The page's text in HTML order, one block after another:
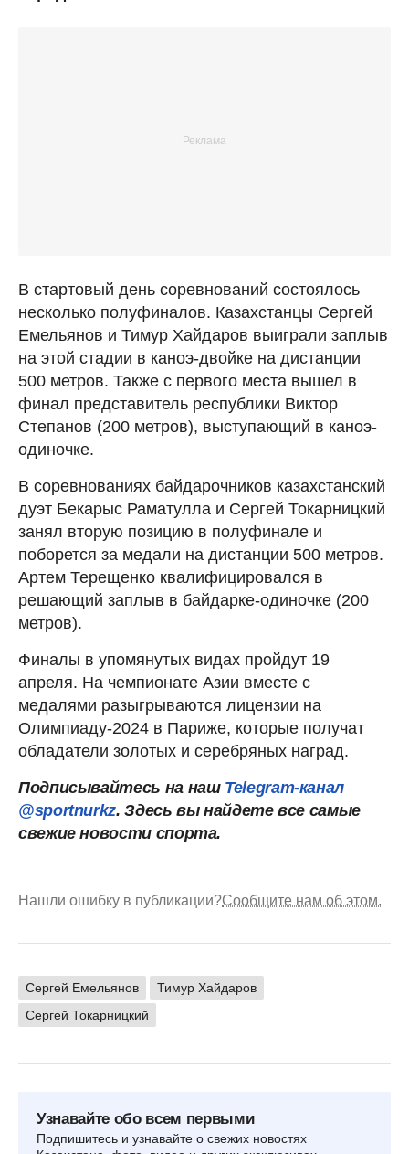
В стартовый день соревнований состоялось
несколько полуфиналов. Казахстанцы Сергей
Емельянов и Тимур Хайдаров выиграли заплыв
на этой стадии в каноэ-двойке на дистанции
500 метров. Также с первого места вышел в
финал представитель республики Виктор
Степанов (200 метров), выступающий в каноэ-
одиночке.
В соревнованиях байдарочников казахстанский
дуэт Бекарыс Раматулла и Сергей Токарницкий
занял вторую позицию в полуфинале и
поборется за медали на дистанции 500 метров.
Артем Терещенко квалифицировался в
решающий заплыв в байдарке-одиночке (200
метров).
Финалы в упомянутых видах пройдут 19
апреля. На чемпионате Азии вместе с
медалями разыгрываются лицензии на
Олимпиаду-2024 в Париже, которые получат
обладатели золотых и серебряных наград.
Подписывайтесь на наш Telegram-канал
@sportnurkz. Здесь вы найдете все самые
свежие новости спорта.
Нашли ошибку в публикации?Сообщите нам об этом.
Сергей Емельянов
Тимур Хайдаров
Сергей Токарницкий
Узнавайте обо всем первыми
Подпишитесь и узнавайте о свежих новостях